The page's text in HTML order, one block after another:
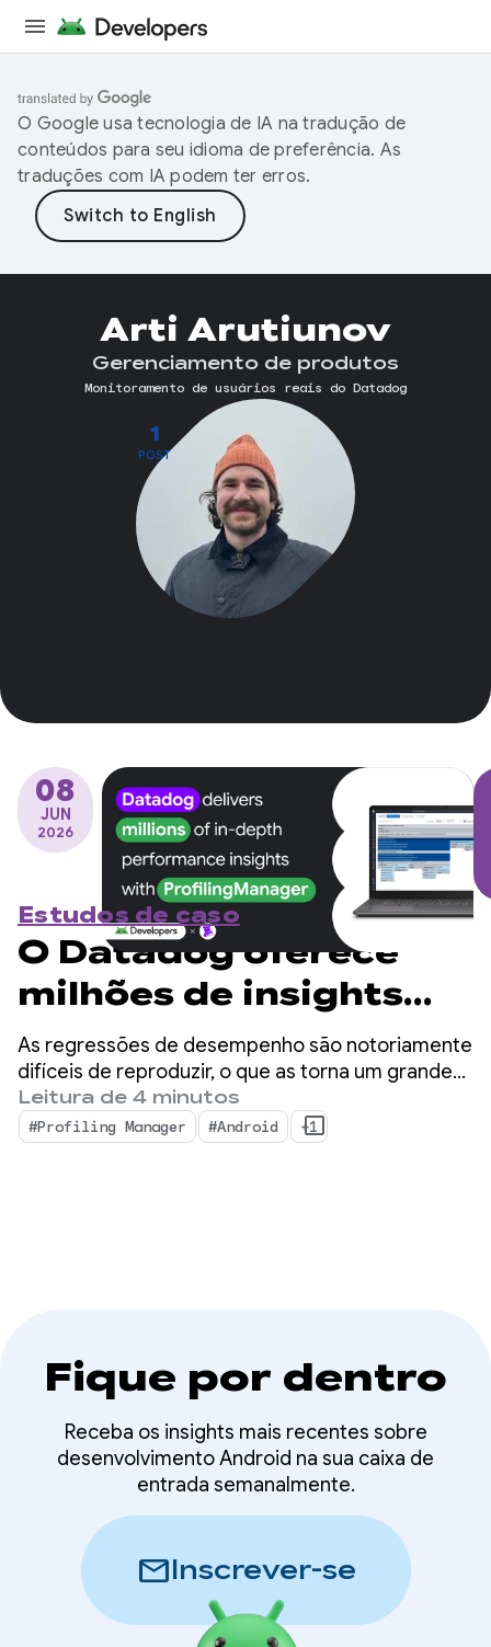
O Google usa tecnologia de IA na tradução de
conteúdos para seu idioma de preferência. As
traduções com IA podem ter erros.
1
POST
Arti Arutiunov
Gerenciamento de produtos
Monitoramento de usuários reais do Datadog
08
JUN
2026
Estudos de caso
O Datadog oferece
milhões de insights
detalhados de
performance com o
ProfilingManager
As regressões de desempenho são notoriamente
difíceis de reproduzir, o que as torna um grande
gargalo para desenvolvedores de dispositivos
móveis.
Leitura de 4 minutos
#Profiling Manager #Android +1
Fique por dentro
Receba os insights mais recentes sobre
desenvolvimento Android na sua caixa de
entrada semanalmente.
mailInscrever-se